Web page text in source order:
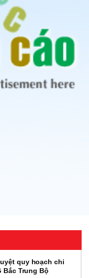
quy hoạch chi
Bắc Trung Bộ